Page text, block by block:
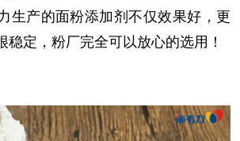
产的面粉添加剂不仅效果好，更
稳定，粉厂完全可以放心的选用！